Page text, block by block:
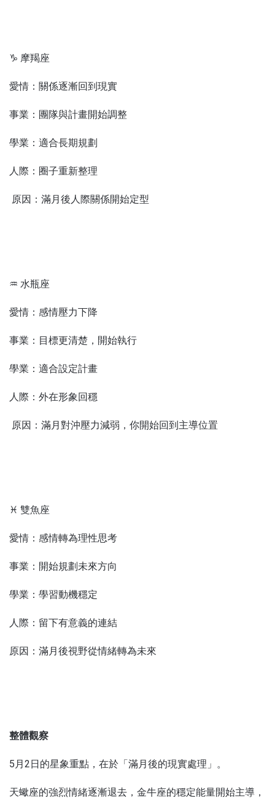
♑ 摩羯座
愛情：關係逐漸回到現實
事業：團隊與計畫開始調整
學業：適合長期規劃
人際：圈子重新整理
原因：滿月後人際關係開始定型
♒ 水瓶座
愛情：感情壓力下降
事業：目標更清楚，開始執行
學業：適合設定計畫
人際：外在形象回穩
原因：滿月對沖壓力減弱，你開始回到主導位置
♓ 雙魚座
愛情：感情轉為理性思考
事業：開始規劃未來方向
學業：學習動機穩定
人際：留下有意義的連結
原因：滿月後視野從情緒轉為未來
整體觀察
5月2日的星象重點，在於「滿月後的現實處理」。
天蠍座的強烈情緒逐漸退去，金牛座的穩定能量開始主導，